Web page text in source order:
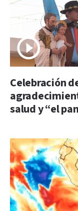
Celebración
salud y “el